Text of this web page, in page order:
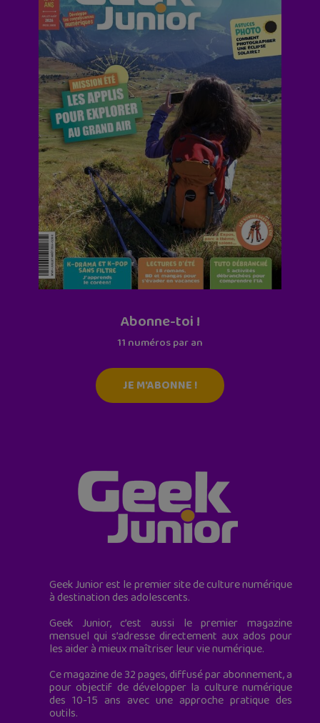
Abonne-toi !
11 numéros par an
JE M'ABONNE !
Geek Junior est le premier site de culture numérique
à destination des adolescents.
Geek Junior, c’est aussi le premier magazine
mensuel qui s’adresse directement aux ados pour
les aider à mieux maîtriser leur vie numérique.
Ce magazine de 32 pages, diffusé par abonnement, a
pour objectif de développer la culture numérique
des 10-15 ans avec une approche pratique des
outils.